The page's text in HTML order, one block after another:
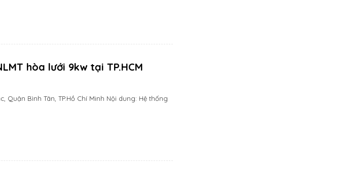
hòa lưới 9kw tại TP.HCM
Quận Bình Tân, TP.Hồ Chí Minh Nội dung: Hệ thống